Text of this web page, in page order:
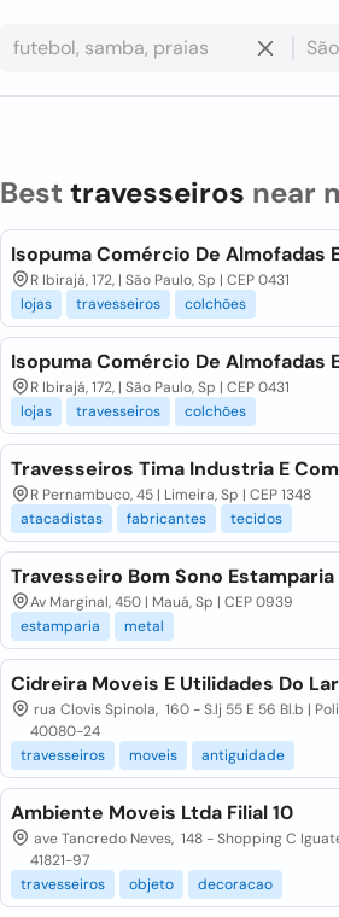
Best travesseiros near
Isopuma Comércio De Almofadas
R Ibirajá, 172, | São Paulo, Sp | CEP 0431
lojas
travesseiros colchões
Isopuma Comércio De Almofadas
R Ibirajá, 172, | São Paulo, Sp | CEP 0431
lojas
travesseiros colchões
Travesseiros Tima Industria E
R Pernambuco, 45 | Limeira, Sp | CEP 1348
atacadistas
fabricantes tecidos
Travesseiro Bom Sono Estamparia
Av Marginal, 450 | Mauá, Sp | CEP 0939
estamparia
metal
Cidreira Moveis E Utilidades Do
rua Clovis Spinola, 160 - S.lj 55 E 56 Bl.b |
40080-24
travesseiros
moveis antiguidade
Ambiente Moveis Ltda Filial 10
ave Tancredo Neves, 148 - Shopping C
41821-97
travesseiros
objeto decoracao